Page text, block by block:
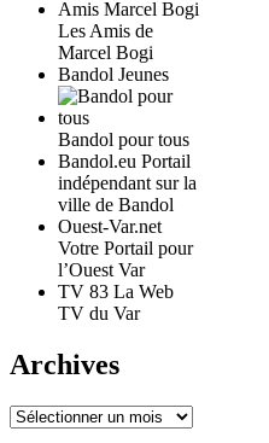
Amis Marcel Bogi
Les Amis de
Marcel Bogi
Bandol Jeunes
Bandol pour tous
Bandol.eu Portail
indépendant sur la
ville de Bandol
Ouest-Var.net
Votre Portail pour
l’Ouest Var
TV 83 La Web
TV du Var
Archives
Archives